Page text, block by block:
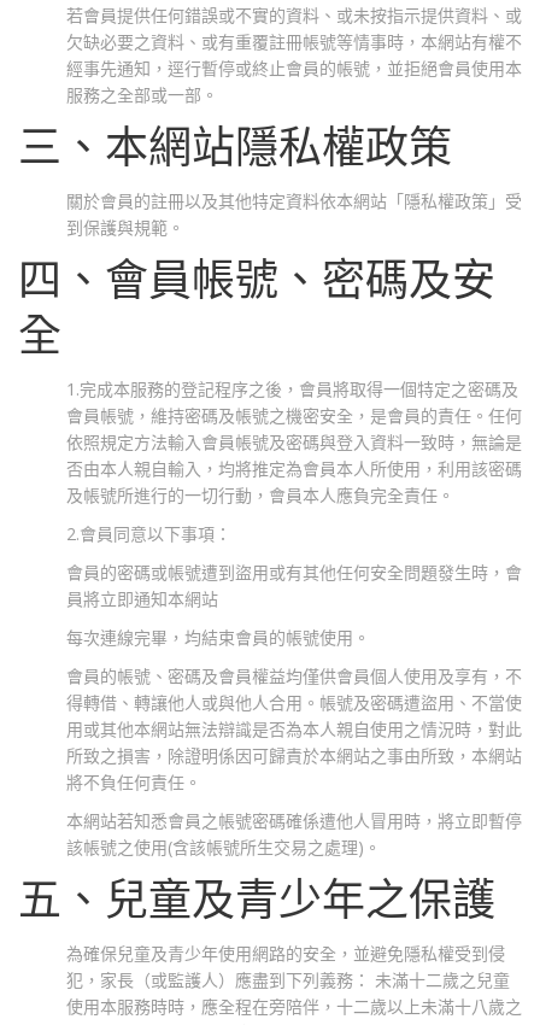
若會員提供任何錯誤或不實的資料、或未按指示提供資料、或
欠缺必要之資料、或有重覆註冊帳號等情事時，本網站有權不
經事先通知，逕行暫停或終止會員的帳號，並拒絕會員使用本
服務之全部或一部。
三、本網站隱私權政策
關於會員的註冊以及其他特定資料依本網站「隱私權政策」受
到保護與規範。
四、會員帳號、密碼及安
全
1.完成本服務的登記程序之後，會員將取得一個特定之密碼及
會員帳號，維持密碼及帳號之機密安全，是會員的責任。任何
依照規定方法輸入會員帳號及密碼與登入資料一致時，無論是
否由本人親自輸入，均將推定為會員本人所使用，利用該密碼
及帳號所進行的一切行動，會員本人應負完全責任。
2.會員同意以下事項：
會員的密碼或帳號遭到盜用或有其他任何安全問題發生時，會
員將立即通知本網站
每次連線完畢，均結束會員的帳號使用。
會員的帳號、密碼及會員權益均僅供會員個人使用及享有，不
得轉借、轉讓他人或與他人合用。帳號及密碼遭盜用、不當使
用或其他本網站無法辯識是否為本人親自使用之情況時，對此
所致之損害，除證明係因可歸責於本網站之事由所致，本網站
將不負任何責任。
本網站若知悉會員之帳號密碼確係遭他人冒用時，將立即暫停
該帳號之使用(含該帳號所生交易之處理)。
五、兒童及青少年之保護
為確保兒童及青少年使用網路的安全，並避免隱私權受到侵
犯，家長（或監護人）應盡到下列義務： 未滿十二歲之兒童
使用本服務時時，應全程在旁陪伴，十二歲以上未滿十八歲之